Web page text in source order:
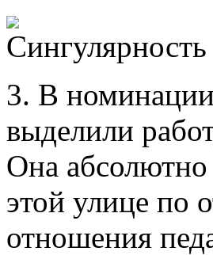
3. В
выделили
Она абсолютно
этой улице по
отношения